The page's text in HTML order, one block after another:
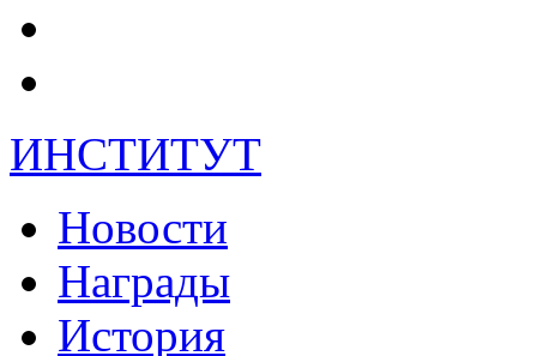
ИНСТИТУТ
Новости
Награды
История